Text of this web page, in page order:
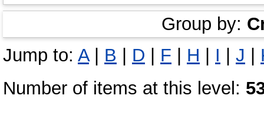
Group by:
Jump to: A| B | D | F | H | I | J |
Number of items at this level: